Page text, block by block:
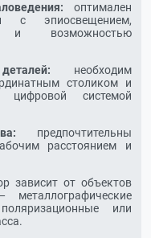
оптимален
с эпиосвещением,
возможностью
необходим
столиком и
системой
предпочтительны
расстоянием и
зависит от объектов
или